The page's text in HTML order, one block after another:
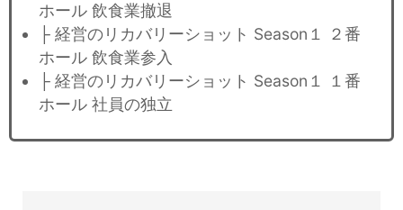
ホール 飲食業撤退
├ 経営のリカバリーショット Season１ ２番
ホール 飲食業参入
├ 経営のリカバリーショット Season１ １番
ホール 社員の独立